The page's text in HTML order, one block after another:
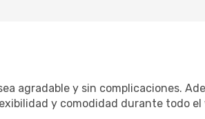
agradable y sin complicaciones.
y comodidad durante todo el